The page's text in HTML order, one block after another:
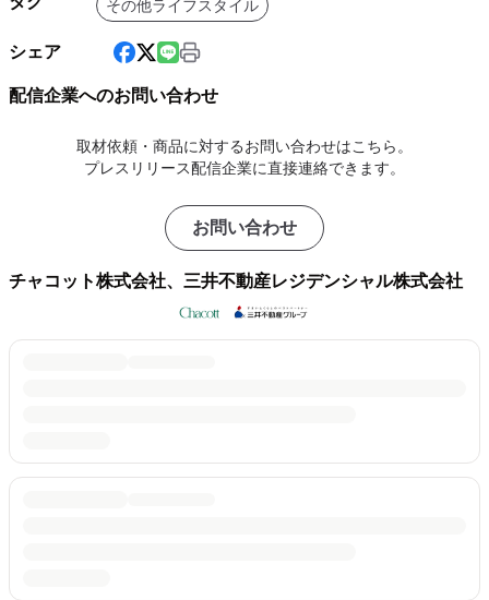
その他ライフスタイル
シェア
配信企業へのお問い合わせ
取材依頼・商品に対するお問い合わせはこちら。
プレスリリース配信企業に直接連絡できます。
お問い合わせ
チャコット株式会社、三井不動産レジデンシャル株式会社